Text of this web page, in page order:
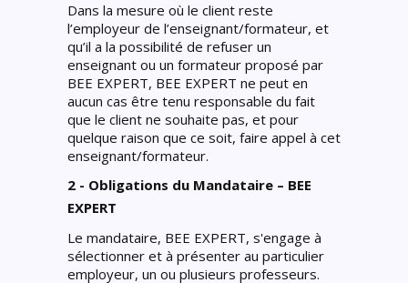
Dans la mesure où le client reste
l’employeur de l’enseignant/formateur, et
qu’il a la possibilité de refuser un
enseignant ou un formateur proposé par
BEE EXPERT, BEE EXPERT ne peut en
aucun cas être tenu responsable du fait
que le client ne souhaite pas, et pour
quelque raison que ce soit, faire appel à cet
enseignant/formateur.
2 - Obligations du Mandataire – BEE
EXPERT
Le mandataire, BEE EXPERT, s'engage à
sélectionner et à présenter au particulier
employeur, un ou plusieurs professeurs.